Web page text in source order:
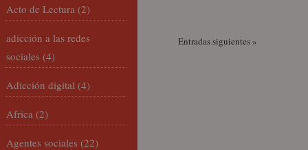
Entradas siguientes »
Acto de Lectura (2)
adicción a las redes
sociales (4)
Adicción digital (4)
Africa (2)
Agentes sociales (22)